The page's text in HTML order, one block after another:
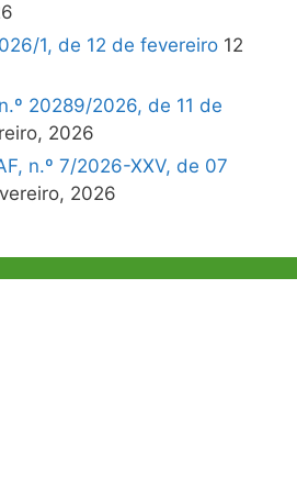
1, de 12 de fevereiro 12
20289/2026, de 11 de
2026
n.º 7/2026-XXV, de 07
2026